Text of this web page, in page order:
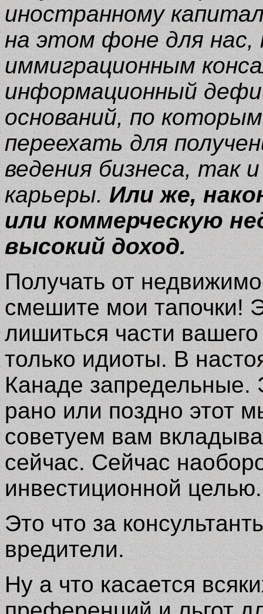
иностранному
на этом фоне для нас,
иммиграционным
информационный
оснований, по
переехать для
ведения бизнеса, так
карьеры.Или же,
или коммерческую
высокий доход.
Получать от
смешите мои тапочки!
лишиться части
только идиоты. В
Канаде запредельные.
рано или поздно этот
советуем вам
сейчас. Сейчас
инвестиционной целью.
Это что за
вредители.
Ну а что касается